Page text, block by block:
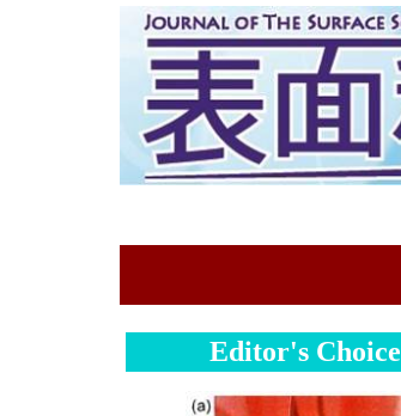
Editor's Choice